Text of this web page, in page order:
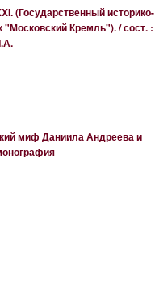
(Государственный историко-
Кремль"). / сост. :
миф Даниила Андреева и